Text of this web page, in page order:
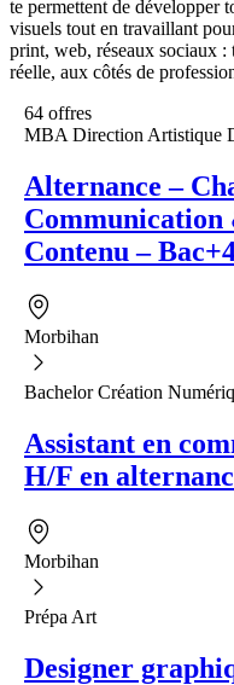
te permettent de développer
visuels tout en travaillant
print, web, réseaux sociaux :
réelle, aux côtés de
64 offres
MBA Direction Artistique
Alternance –
Communication
Contenu –
Morbihan
Bachelor Création
Assistant en
H/F en
Morbihan
Prépa Art
Designer